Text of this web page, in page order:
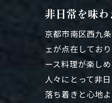
非日常を味
京都市南区西九
ェが点在してお
ース料理が楽し
人々にとって非
落ち着きと心地